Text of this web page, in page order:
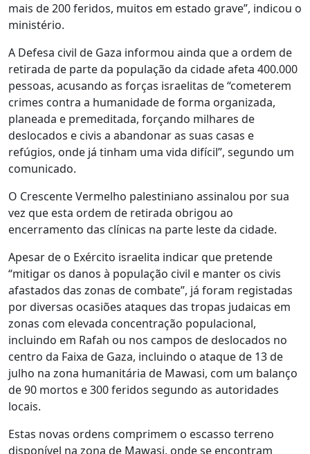
mais de 200 feridos, muitos em estado grave”, indicou o
ministério.
A Defesa civil de Gaza informou ainda que a ordem de
retirada de parte da população da cidade afeta 400.000
pessoas, acusando as forças israelitas de “cometerem
crimes contra a humanidade de forma organizada,
planeada e premeditada, forçando milhares de
deslocados e civis a abandonar as suas casas e
refúgios, onde já tinham uma vida difícil”, segundo um
comunicado.
O Crescente Vermelho palestiniano assinalou por sua
vez que esta ordem de retirada obrigou ao
encerramento das clínicas na parte leste da cidade.
Apesar de o Exército israelita indicar que pretende
“mitigar os danos à população civil e manter os civis
afastados das zonas de combate”, já foram registadas
por diversas ocasiões ataques das tropas judaicas em
zonas com elevada concentração populacional,
incluindo em Rafah ou nos campos de deslocados no
centro da Faixa de Gaza, incluindo o ataque de 13 de
julho na zona humanitária de Mawasi, com um balanço
de 90 mortos e 300 feridos segundo as autoridades
locais.
Estas novas ordens comprimem o escasso terreno
disponível na zona de Mawasi, onde se encontram